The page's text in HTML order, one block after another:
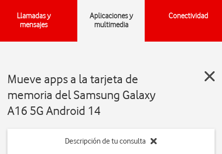
Llamadas y
mensajes
Aplicaciones y
multimedia
Conectividad
Mueve apps a la tarjeta de
memoria del Samsung Galaxy
A16 5G Android 14
Descripción de tu consulta